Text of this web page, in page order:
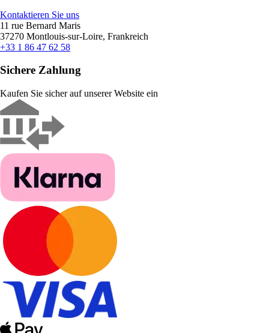
Kontaktieren Sie uns
11 rue Bernard Maris
37270 Montlouis-sur-Loire, Frankreich
+33 1 86 47 62 58
Sichere Zahlung
Kaufen Sie sicher auf unserer Website ein